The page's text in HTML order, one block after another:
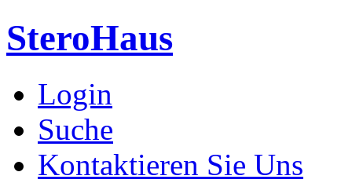
SteroHaus
Login
Suche
Kontaktieren Sie Uns